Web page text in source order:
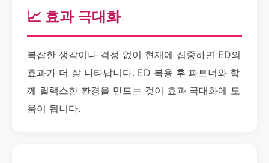
📈 효과 극대화
복잡한 생각이나 걱정 없이 현재에 집중하면 ED의
효과가 더 잘 나타납니다. ED 복용 후 파트너와 함
께 릴랙스한 환경을 만드는 것이 효과 극대화에 도
움이 됩니다.